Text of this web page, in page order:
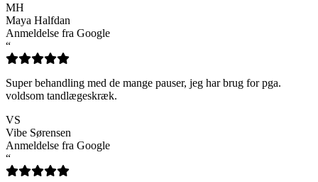
MH
Maya Halfdan
Anmeldelse fra Google
“
Super behandling med de mange pauser, jeg har brug for pga.
voldsom tandlægeskræk.
VS
Vibe Sørensen
Anmeldelse fra Google
“